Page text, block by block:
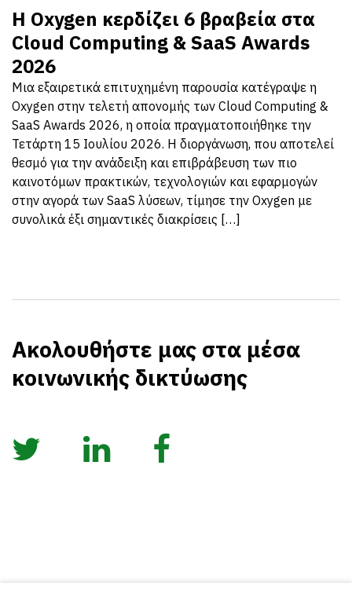
Η Oxygen κερδίζει 6 βραβεία στα
Cloud Computing & SaaS Awards
2026
Μια εξαιρετικά επιτυχημένη παρουσία κατέγραψε η
Oxygen στην τελετή απονομής των Cloud Computing &
SaaS Awards 2026, η οποία πραγματοποιήθηκε την
Τετάρτη 15 Ιουλίου 2026. Η διοργάνωση, που αποτελεί
θεσμό για την ανάδειξη και επιβράβευση των πιο
καινοτόμων πρακτικών, τεχνολογιών και εφαρμογών
στην αγορά των SaaS λύσεων, τίμησε την Oxygen με
συνολικά έξι σημαντικές διακρίσεις […]
Ακολουθήστε μας στα μέσα
κοινωνικής δικτύωσης